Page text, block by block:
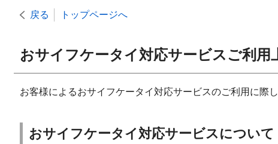
戻る トップページへ
おサイフケータイ対応サービスご利用
お客様によるおサイフケータイ対応サービスのご利用に際
おサイフケータイ対応サービスについて